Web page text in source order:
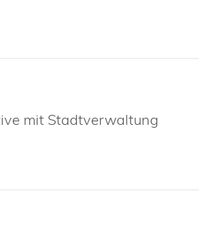
mit Stadtverwaltung